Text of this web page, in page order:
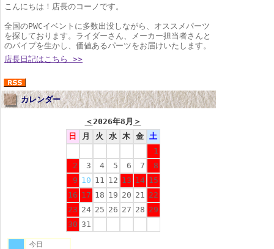
こんにちは！店長のコーノです。
全国のPWCイベントに多数出没しながら、オススメパーツ
を探しております。ライダーさん、メーカー担当者さんと
のパイプを生かし、価値あるパーツをお届けいたします。
店長日記はこちら >>
カレンダー
＜2026年8月 ＞
日
月 火 水 木 金 土
1
2
3 4 5 6 7
8
9 10 11 12 13 14 15
16 17 18 19 20 21 22
23 24 25 26 27 28 29
30 31
今日